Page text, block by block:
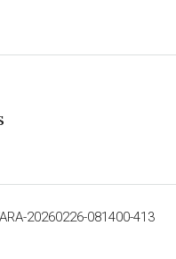
20260226-081400-413